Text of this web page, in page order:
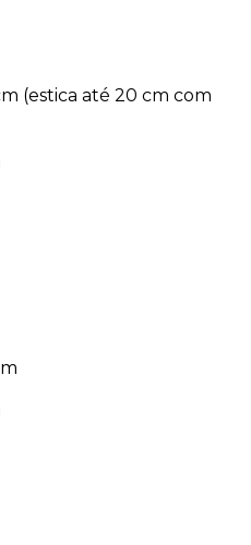
(estica até 20 cm com